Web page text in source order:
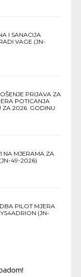
I SANACIJA
VAGE (JN-
PRIJAVA ZA
POTICANJA
ZA 2026. GODINU
NA MJERAMA ZA
49-2026)
PILOT MJERA
(JN-